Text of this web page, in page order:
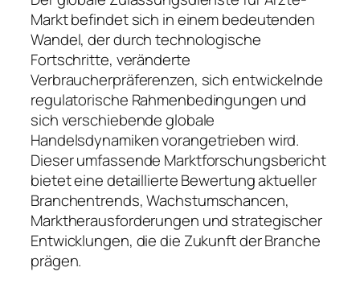
Markt befindet sich in einem bedeutenden
Wandel, der durch technologische
Fortschritte, veränderte
Verbraucherpräferenzen, sich entwickelnde
regulatorische Rahmenbedingungen und
sich verschiebende globale
Handelsdynamiken vorangetrieben wird.
Dieser umfassende Marktforschungsbericht
bietet eine detaillierte Bewertung aktueller
Branchentrends, Wachstumschancen,
Marktherausforderungen und strategischer
Entwicklungen, die die Zukunft der Branche
prägen.